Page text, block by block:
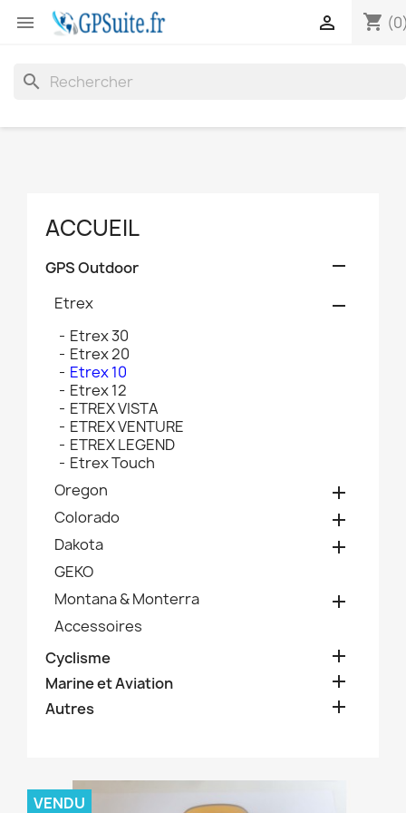
 shopping_cart

search
ACCUEIL
GPS Outdoor 
Etrex 
Etrex 30
Etrex 20
Etrex 10
Etrex 12
ETREX VISTA
ETREX VENTURE
ETREX LEGEND
Etrex Touch
Oregon

Colorado 
Dakota 
GEKO
Montana & Monterra

Accessoires
Cyclisme

Marine et Aviation 
Autres 
VENDU